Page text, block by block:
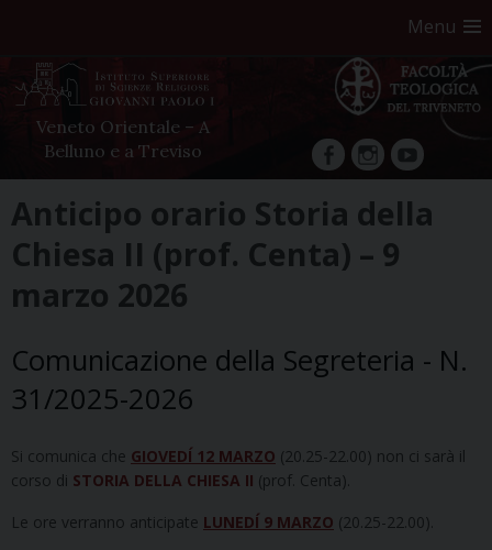
Menu
Veneto Orientale – A
Belluno e a Treviso
facebookInstagram
YouTube
to
content
Anticipo orario Storia della
Chiesa II (prof. Centa) – 9
marzo 2026
Comunicazione della Segreteria - N.
31/2025-2026
Si comunica che GIOVEDÍ 12 MARZO (20.25-22.00) non ci sarà il
corso di STORIA DELLA CHIESA II (prof. Centa).
Le ore verranno anticipate LUNEDÍ 9 MARZO (20.25-22.00).